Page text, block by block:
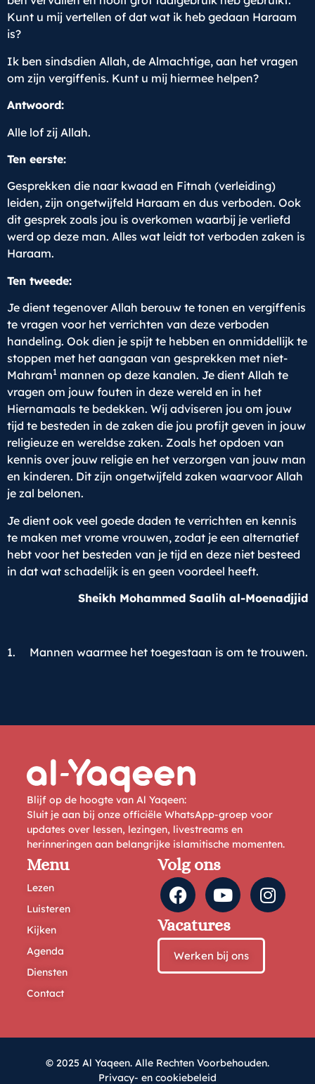
Kunt u mij vertellen of dat wat ik heb gedaan Haraam
is?
Ik ben sindsdien Allah, de Almachtige, aan het vragen
om zijn vergiffenis. Kunt u mij hiermee helpen?
Antwoord:
Alle lof zij Allah.
Ten eerste:
Gesprekken die naar kwaad en Fitnah (verleiding)
leiden, zijn ongetwijfeld Haraam en dus verboden. Ook
dit gesprek zoals jou is overkomen waarbij je verliefd
werd op deze man. Alles wat leidt tot verboden zaken is
Haraam.
Ten tweede:
Je dient tegenover Allah berouw te tonen en vergiffenis
te vragen voor het verrichten van deze verboden
handeling. Ook dien je spijt te hebben en onmiddellijk te
stoppen met het aangaan van gesprekken met niet-
Mahram1 mannen op deze kanalen. Je dient Allah te
vragen om jouw fouten in deze wereld en in het
Hiernamaals te bedekken. Wij adviseren jou om jouw
tijd te besteden in de zaken die jou profijt geven in jouw
religieuze en wereldse zaken. Zoals het opdoen van
kennis over jouw religie en het verzorgen van jouw man
en kinderen. Dit zijn ongetwijfeld zaken waarvoor Allah
je zal belonen.
Je dient ook veel goede daden te verrichten en kennis
te maken met vrome vrouwen, zodat je een alternatief
hebt voor het besteden van je tijd en deze niet besteed
in dat wat schadelijk is en geen voordeel heeft.
Sheikh Mohammed Saalih al-Moenadjjid
1. Mannen waarmee het toegestaan is om te trouwen.
Blijf op de hoogte van Al Yaqeen:
Sluit je aan bij onze officiële WhatsApp-groep voor
updates over lessen, lezingen, livestreams en
herinneringen aan belangrijke islamitische momenten.
Menu
Lezen
Luisteren
Kijken
Agenda
Diensten
Contact
Volg ons
Vacatures
Werken bij ons
© 2025 Al Yaqeen. Alle Rechten Voorbehouden.
Privacy- en cookiebeleid